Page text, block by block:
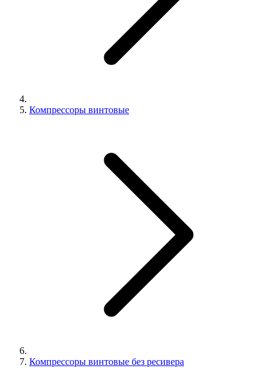
Компрессоры винтовые
Компрессоры винтовые без ресивера